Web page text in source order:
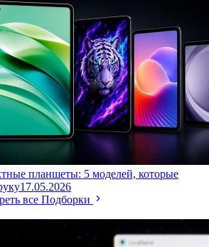
планшеты: 5 моделей, которые
17.05.2026
все Подборки